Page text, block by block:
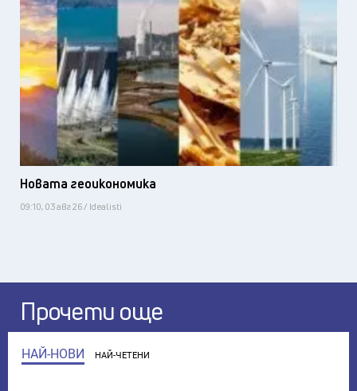
Новата геоикономика
09:10, 03 авг 26 / Idealisti
Прочети още
НАЙ-НОВИ НАЙ-ЧЕТЕНИ